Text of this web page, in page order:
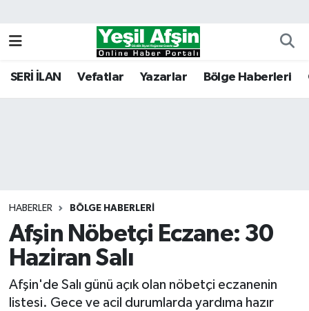
SERİ İLAN Vefatlar Yazarlar Bölge Haberleri
HABERLER BÖLGE HABERLERI
Afşin Nöbetçi Eczane: 30
Haziran Salı
Afşin'de Salı günü açık olan nöbetçi eczanenin
listesi. Gece ve acil durumlarda yardıma hazır
Kahramanmaraş Nöbetçi Eczaneler
Tüm Manşetler
Son Dakika Haberleri
Haber Arşivi